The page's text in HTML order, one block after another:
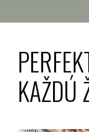
KAŽDÚ